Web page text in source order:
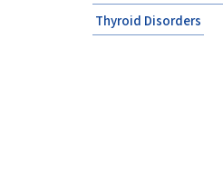
Thyroid Disorders